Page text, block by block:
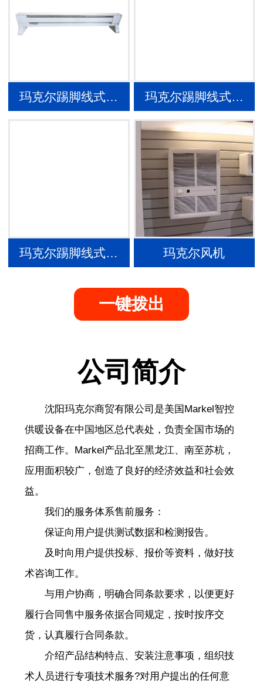
玛克尔踢脚线式… 玛克尔踢脚线式…
玛克尔踢脚线式… 玛克尔风机
一键拨出
公司简介
沈阳玛克尔商贸有限公司是美国Markel智控
供暖设备在中国地区总代表处，负责全国市场的
招商工作。Markel产品北至黑龙江、南至苏杭，
应用面积较广，创造了良好的经济效益和社会效
益。
我们的服务体系售前服务：
保证向用户提供测试数据和检测报告。
及时向用户提供投标、报价等资料，做好技
术咨询工作。
与用户协商，明确合同条款要求，以便更好
履行合同售中服务依据合同规定，按时按序交
货，认真履行合同条款。
介绍产品结构特点、安装注意事项，组织技
术人员进行专项技术服务?对用户提出的任何意